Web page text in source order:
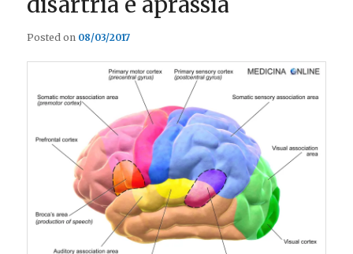
Posted on 08/03/2017